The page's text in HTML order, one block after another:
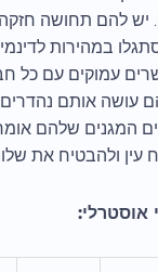
יש להם תחושה
במהירות
עמוקים עם כל
עושה אותם נהדרים
המגנים שלהם
עין ולהבטיח את
אוסטרלי: